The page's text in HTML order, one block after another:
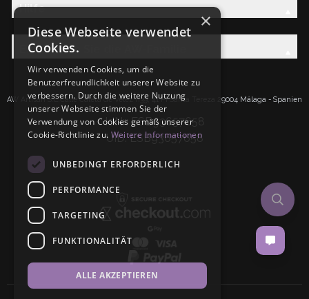
Hilfe
Entdecken Sie die AW-Familie
AW Artisan S.L.Calle Caleta de Velez n39, 41 PI Santa Tereza 29004 Málaga - Spanien
IdNr: ESB93657658
UID: ESB93657658
×
Diese Webseite verwendet
Cookies.
Wir verwenden Cookies, um die
Benutzerfreundlichkeit unserer Website zu
verbessern. Durch die weitere Nutzung
unserer Webseite stimmen Sie der
Verwendung von Cookies gemäß unserer
Cookie-Richtlinie zu. Weitere Informationen
UNBEDINGT ERFORDERLICH
PERFORMANCE
TARGETING
FUNKTIONALITÄT
ALLE AKZEPTIEREN